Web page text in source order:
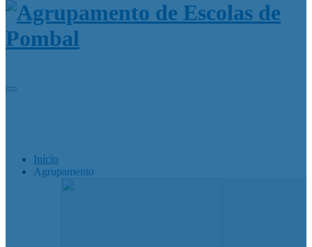
Início
Agrupamento